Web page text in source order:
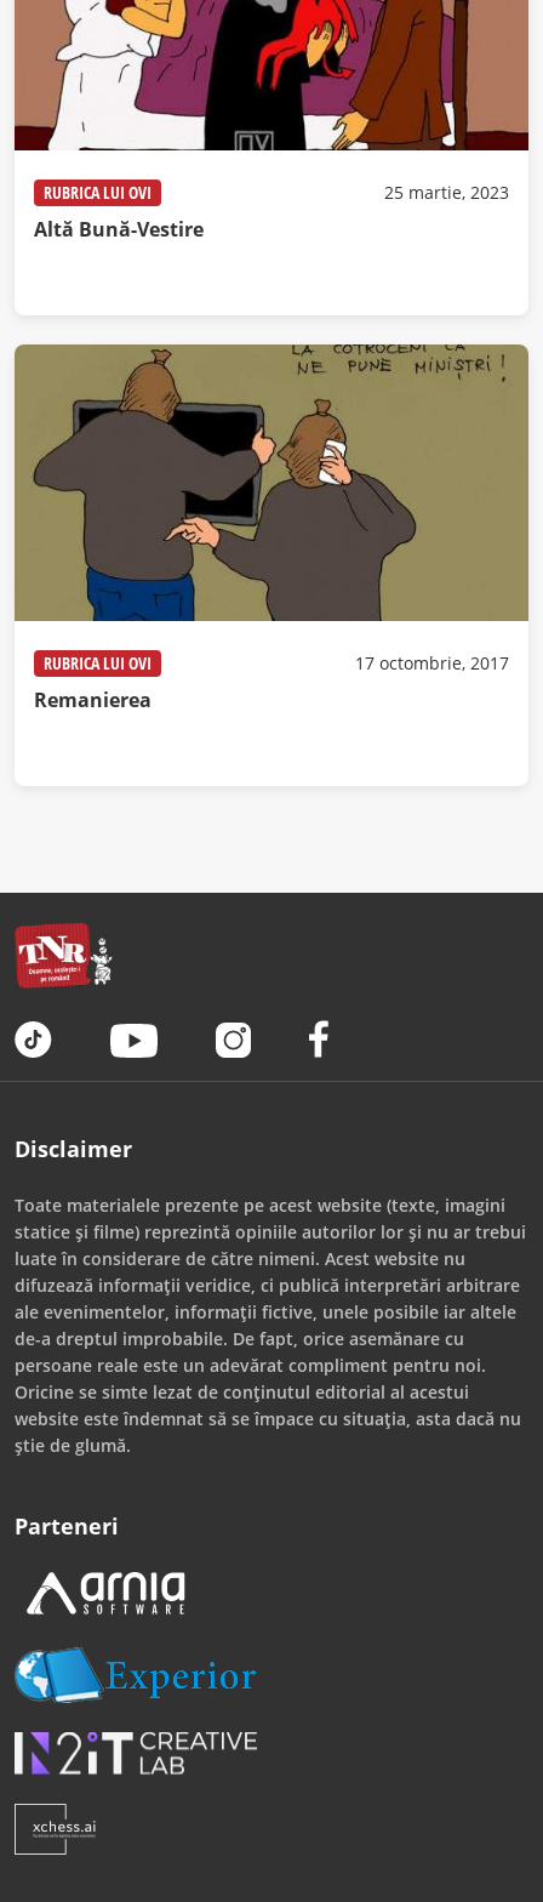
RUBRICA LUI OVI 25 martie, 2023
Altă Bună-Vestire
RUBRICA LUI OVI 17 octombrie, 2017
Remanierea
Disclaimer
Toate materialele prezente pe acest website (texte, imagini
statice și filme) reprezintă opiniile autorilor lor și nu ar trebui
luate în considerare de către nimeni. Acest website nu
difuzează informații veridice, ci publică interpretări arbitrare
ale evenimentelor, informații fictive, unele posibile iar altele
de-a dreptul improbabile. De fapt, orice asemănare cu
persoane reale este un adevărat compliment pentru noi.
Oricine se simte lezat de conținutul editorial al acestui
website este îndemnat să se împace cu situația, asta dacă nu
știe de glumă.
Parteneri